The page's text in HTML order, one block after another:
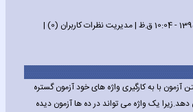
آزمون با به کارگیری واژه های خود آزمون گستره
یک واژه می تواند در ده ها آزمون دیده